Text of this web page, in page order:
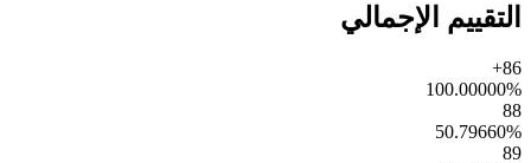
التقييم الإجمالي
86+
100.00000%
88
50.79660%
89